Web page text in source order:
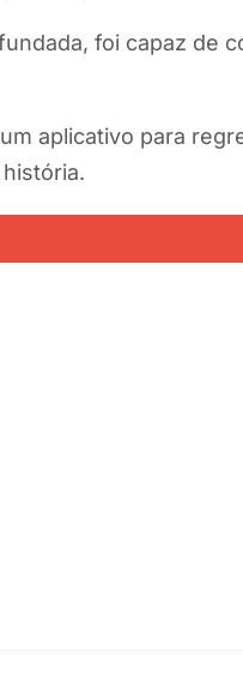
foi capaz de
aplicativo para